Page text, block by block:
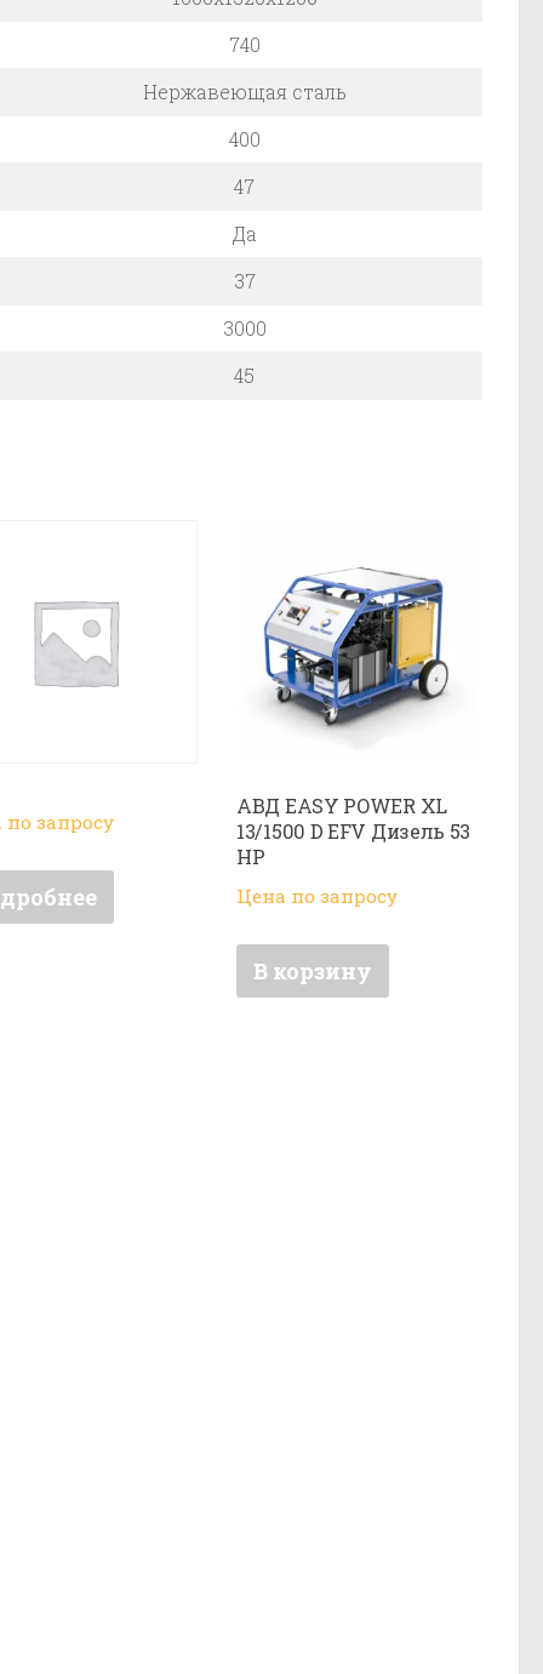
740
Нержавеющая сталь
400
47
Да
37
3000
45
запросу
АВД EASY POWER XL
13/1500 D EFV Дизель 53
HP
Цена по запросу
В корзину